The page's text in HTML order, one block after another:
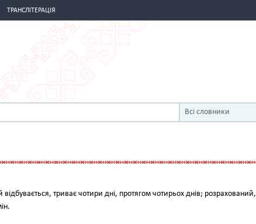
ТРАНСЛІТЕРАЦІЯ
Всі словники
триває чотири дні, протягом чотирьох днів; розрахований,